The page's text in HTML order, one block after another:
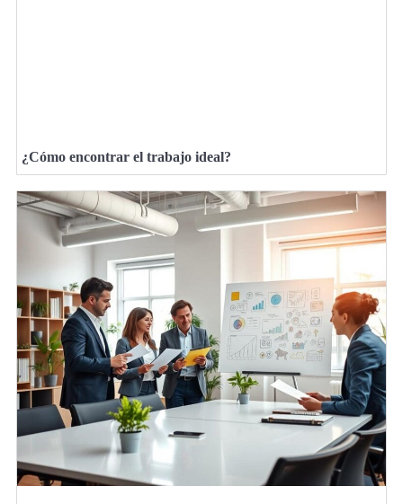
¿Cómo encontrar el trabajo ideal?